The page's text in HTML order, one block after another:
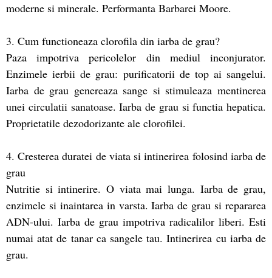
moderne si minerale. Performanta Barbarei Moore.
3. Cum functioneaza clorofila din iarba de grau?
Paza impotriva pericolelor din mediul inconjurator.
Enzimele ierbii de grau: purificatorii de top ai sangelui.
Iarba de grau genereaza sange si stimuleaza mentinerea
unei circulatii sanatoase. Iarba de grau si functia hepatica.
Proprietatile dezodorizante ale clorofilei.
4. Cresterea duratei de viata si intinerirea folosind iarba de
grau
Nutritie si intinerire. O viata mai lunga. Iarba de grau,
enzimele si inaintarea in varsta. Iarba de grau si repararea
ADN-ului. Iarba de grau impotriva radicalilor liberi. Esti
numai atat de tanar ca sangele tau. Intinerirea cu iarba de
grau.